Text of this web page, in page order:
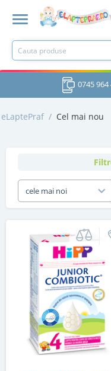
0745 964
eLaptePraf / Cel mai nou
cele mai noi